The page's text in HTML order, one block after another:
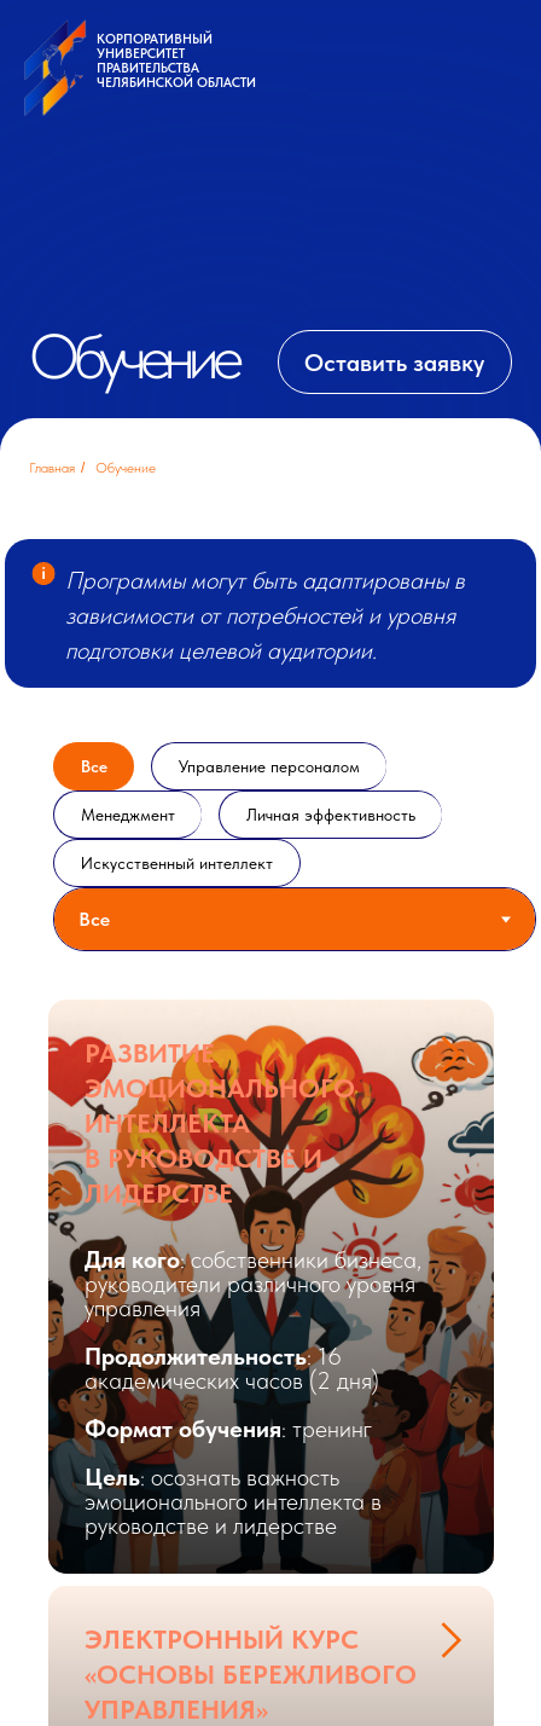
УНИВЕРСИТЕТ
ПРАВИТЕЛЬСТВА
ЧЕЛЯБИНСКОЙ ОБЛАСТИ
КОРПОРАТИВНЫЙ
УНИВЕРСИТЕТ
ПРАВИТЕЛЬСТВА
ЧЕЛЯБИНСКОЙ ОБЛАСТИ
Главная / Обучение
Программы могут быть адаптированы в
зависимости от потребностей и уровня
подготовки целевой аудитории.
Все Управление персоналом
Менеджмент Личная эффективность
Искусственный интеллект
РАЗВИТИЕ
ЭМОЦИОНАЛЬНОГО
ИНТЕЛЛЕКТА
В РУКОВОДСТВЕ И
ЛИДЕРСТВЕ
Для кого: собственники бизнеса,
руководители различного уровня
управления
Продолжительность: 16
академических часов (2 дня)
Формат обучения: тренинг
Цель: осознать важность
эмоционального интеллекта в
руководстве и лидерстве
ЭЛЕКТРОННЫЙ КУРС
«ОСНОВЫ БЕРЕЖЛИВОГО
УПРАВЛЕНИЯ»